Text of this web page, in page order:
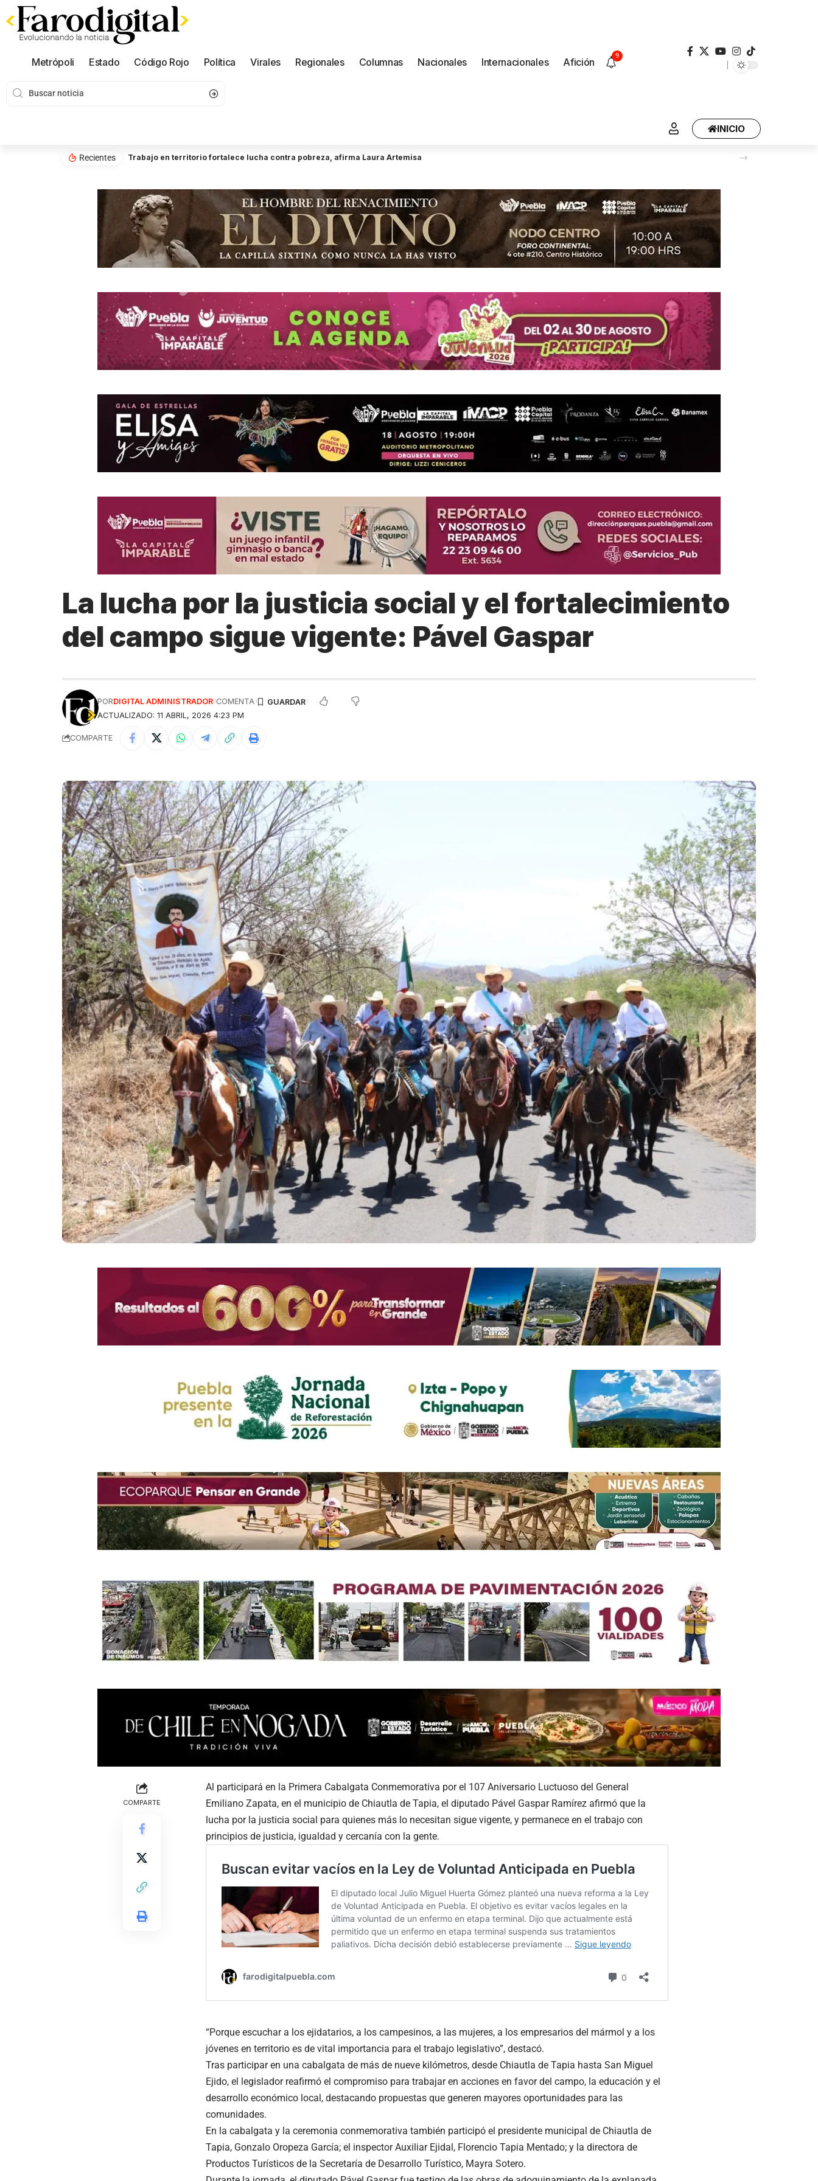
Metrópoli Estado Código Rojo Política Virales Regionales Columnas Nacionales Internacionales Afición
9
INICIO
Recientes Trabajo en territorio fortalece lucha contra pobreza, afirma Laura Artemisa
La lucha por la justicia social y el fortalecimiento
del campo sigue vigente: Pável Gaspar
ACTUALIZADO: 11 ABRIL, 2026 4:23 PM
PORDIGITAL ADMINISTRADOR COMENTA
COMPARTE
COMPARTE
Al participará en la Primera Cabalgata Conmemorativa por el 107 Aniversario Luctuoso del General
Emiliano Zapata, en el municipio de Chiautla de Tapia, el diputado Pável Gaspar Ramírez afirmó que la
lucha por la justicia social para quienes más lo necesitan sigue vigente, y permanece en el trabajo con
principios de justicia, igualdad y cercanía con la gente.
“Porque escuchar a los ejidatarios, a los campesinos, a las mujeres, a los empresarios del mármol y a los
jóvenes en territorio es de vital importancia para el trabajo legislativo”, destacó.
Tras participar en una cabalgata de más de nueve kilómetros, desde Chiautla de Tapia hasta San Miguel
Ejido, el legislador reafirmó el compromiso para trabajar en acciones en favor del campo, la educación y el
desarrollo económico local, destacando propuestas que generen mayores oportunidades para las
comunidades.
En la cabalgata y la ceremonia conmemorativa también participó el presidente municipal de Chiautla de
Tapia, Gonzalo Oropeza García; el inspector Auxiliar Ejidal, Florencio Tapia Mentado; y la directora de
Productos Turísticos de la Secretaría de Desarrollo Turístico, Mayra Sotero.